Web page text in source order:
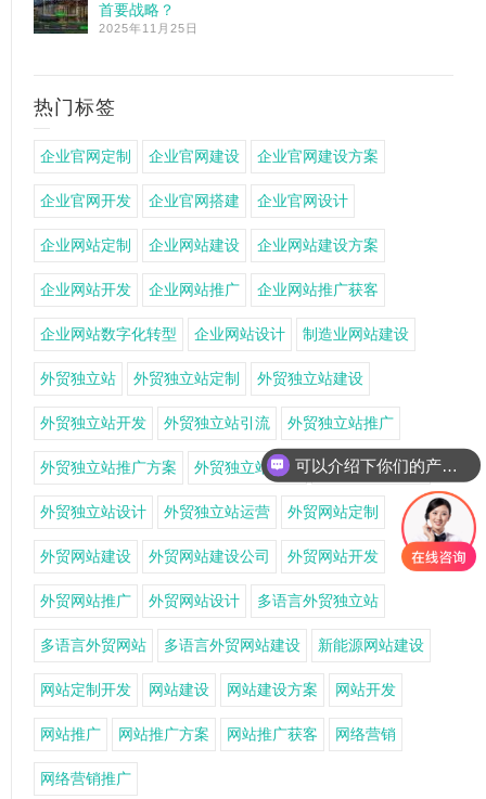
首要战略？
2025年11月25日
热门标签
企业官网定制 企业官网建设 企业官网建设方案
企业官网开发 企业官网搭建 企业官网设计
企业网站定制 企业网站建设 企业网站建设方案
企业网站开发 企业网站推广 企业网站推广获客
企业网站数字化转型 企业网站设计 制造业网站建设
外贸独立站 外贸独立站定制 外贸独立站建设
外贸独立站开发 外贸独立站引流 外贸独立站推广
外贸独立站推广方案 外贸独立站搭建 外贸独立站获客
外贸独立站设计 外贸独立站运营 外贸网站定制
外贸网站建设 外贸网站建设公司 外贸网站开发
外贸网站推广 外贸网站设计 多语言外贸独立站
多语言外贸网站 多语言外贸网站建设 新能源网站建设
网站定制开发 网站建设 网站建设方案 网站开发
网站推广 网站推广方案 网站推广获客 网络营销
网络营销推广
可以介绍下你们的产品么